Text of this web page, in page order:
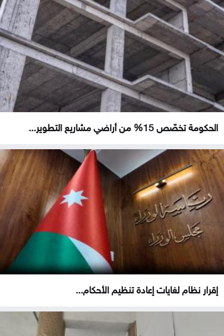
الحكومة تخصّص 15% من أراضي مشاريع التطوير...
إقرار نظام لغايات إعادة تنظيم الأحكام...